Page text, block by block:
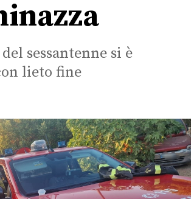
sessantenne si è
lieto fine